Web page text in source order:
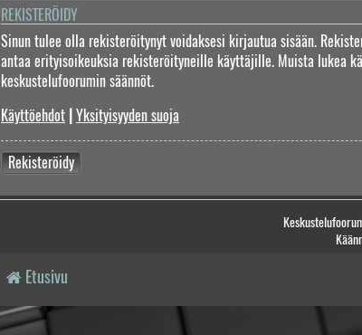
REKISTERÖIDY
Sinun tulee olla rekisteröitynyt voidaksesi kirjautua sisään.
antaa erityisoikeuksia rekisteröityneille käyttäjille. Muista lukea
keskustelufoorumin säännöt.
Käyttöehdot | Yksityisyyden suoja
Rekisteröidy
Etusivu